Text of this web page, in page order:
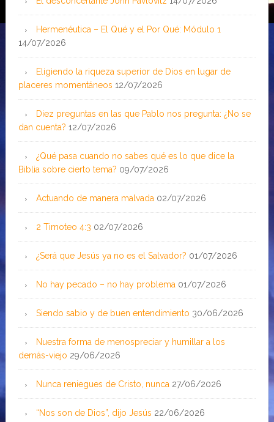
Hermenéutica – El Qué y el Por Qué: Módulo 1
14/07/2026
Eligiendo la riqueza superior de Dios en lugar de
placeres momentáneos 12/07/2026
Diez preguntas en las que Pablo nos pregunta: ¿No se
dan cuenta? 12/07/2026
¿Qué pasa cuando no sabes qué es lo que dice la
Biblia sobre cierto tema? 09/07/2026
Actuando de manera malvada 02/07/2026
2 Timoteo 4:3 02/07/2026
¿Será que Jesús ya no es el Salvador? 01/07/2026
No hay pecado – no hay problema 01/07/2026
Siendo sabio y de buen entendimiento 30/06/2026
Nuestra forma de menospreciar y humillar a los
demás-viejo 29/06/2026
Nunca reniegues de Cristo, nunca 27/06/2026
“Nos son de Dios”, dijo Jesús 22/06/2026